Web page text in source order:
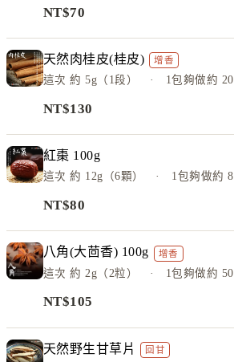
NT$70
天然肉桂皮(桂皮) 增香
這次約 5g（1段） · 1包夠做約 20
NT$130
紅棗 100g
這次約 12g（6顆） · 1包夠做約8
NT$80
八角(大茴香) 100g 增香
這次約 2g（2粒） · 1包夠做約 50
NT$105
天然野生甘草片 回甘